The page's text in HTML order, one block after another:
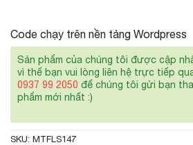
Code chạy trên nền tảng Wordpress
Sản phẩm của chúng tôi được cập
vì thế bạn vui lòng liên hệ trực tiếp
0937 99 2050 để chúng tôi gửi bạn
phẩm mới nhất :)
SKU: MTFLS147